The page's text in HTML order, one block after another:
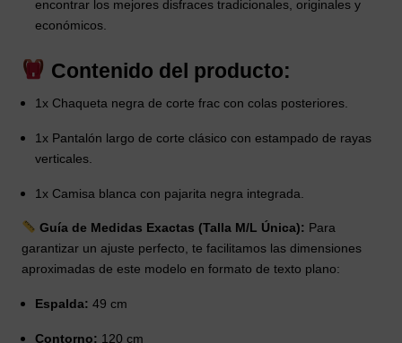
encontrar los mejores disfraces tradicionales, originales y
económicos.
Contenido del producto:
1x Chaqueta negra de corte frac con colas posteriores.
1x Pantalón largo de corte clásico con estampado de rayas
verticales.
1x Camisa blanca con pajarita negra integrada.
Guía de Medidas Exactas (Talla M/L Única): Para
garantizar un ajuste perfecto, te facilitamos las dimensiones
aproximadas de este modelo en formato de texto plano:
Espalda: 49 cm
Contorno: 120 cm